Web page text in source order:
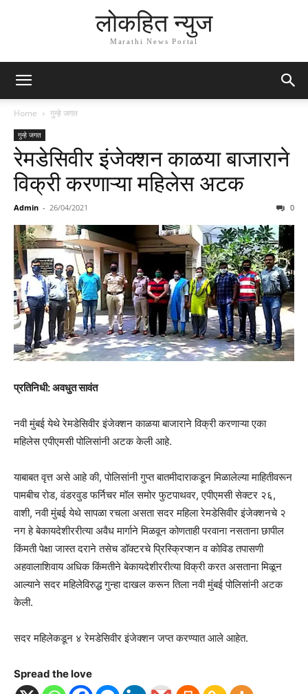
लोकहित न्युज
Marathi News Portal
Home गुन्हे जगत
गुन्हे जगत
रेमडेसिवीर इंजेक्शन काळया बाजाराने
विक्री करणाऱ्या महिलेस अटक
Admin - 26/04/2021 0
प्रतिनिधी: अवधुत सावंत
नवी मुंबई येथे रेमडेसिवीर इंजेक्शन काळया बाजाराने विक्री करणाऱ्या एका
महिलेस एपीएमसी पोलिसांनी अटक केली आहे.
याबाबत वृत्त असे आहे की, पोलिसांनी गुप्त बातमीदाराकडून मिळालेल्या माहितीवरून
पामबीच रोड, वंडरवुड फर्निचर मॉल समोर फुटपाथवर, एपीएमसी सेक्टर २६,
वाशी, नवी मुंबई येथे सापळा रचला असता सदर महिला रेमडेसिवीर इंजेक्शनचे २
नग हे बेकायदेशीररीत्या अवैध मार्गाने मिळवून कोणताही परवाना नसताना छापील
किंमती पेक्षा जास्त दराने तसेच डॉक्टरचे प्रिस्क्रिप्शन व कोविड तपासणी
अहवालाशिवाय अधिक किंमतीने बेकायदेशीररीत्या विक्री करत असताना मिळून
आल्याने सदर महिलेविरुद्ध गुन्हा दाखल करून तिला नवी मुंबई पोलिसांनी अटक
केली.
सदर महिलेकडून ४ रेमडेसिवीर इंजेक्शन जप्त करण्यात आले आहेत.
Spread the love